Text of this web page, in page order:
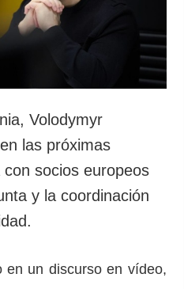
Volodymyr
las próximas
socios europeos
y la coordinación
un discurso en vídeo,